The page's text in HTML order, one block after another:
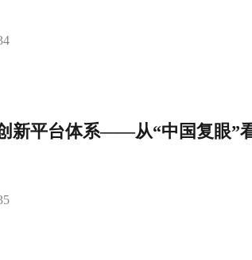
新平台体系——从“中国复眼”